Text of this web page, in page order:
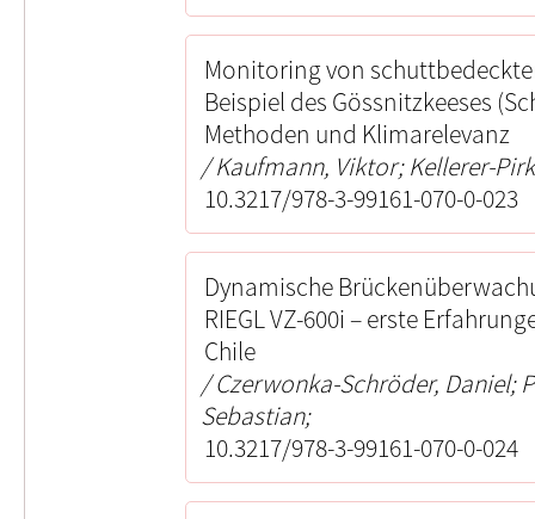
Monitoring von
Beispiel des Gössnitzkeeses
Methoden und Klimarelevanz
Kaufmann, Viktor; Kellerer-
10.3217/978-3-99161-070-0-023
Dynamische
RIEGL VZ-600i – erste
Chile
Czerwonka-Schröder, Daniel;
Sebastian;
10.3217/978-3-99161-070-0-024